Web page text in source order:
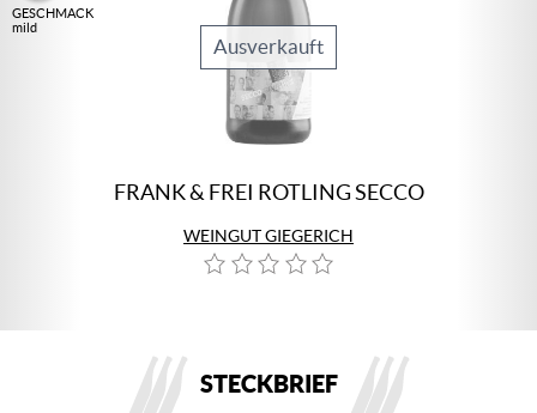
GESCHMACK
mild
Ausverkauft
FRANK & FREI ROTLING SECCO
WEINGUT GIEGERICH
STECKBRIEF